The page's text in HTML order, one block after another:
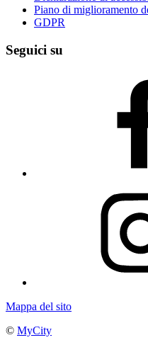
Piano di miglioramento
GDPR
Seguici su
Mappa del sito
© MyCity